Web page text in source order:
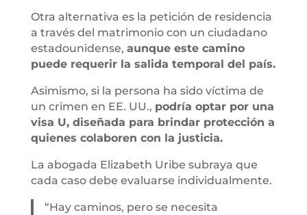
Otra alternativa es la petición de residencia
a través del matrimonio con un ciudadano
estadounidense, aunque este camino
puede requerir la salida temporal del país.
Asimismo, si la persona ha sido víctima de
un crimen en EE. UU., podría optar por una
visa U, diseñada para brindar protección a
quienes colaboren con la justicia.
La abogada Elizabeth Uribe subraya que
cada caso debe evaluarse individualmente.
“Hay caminos, pero se necesita